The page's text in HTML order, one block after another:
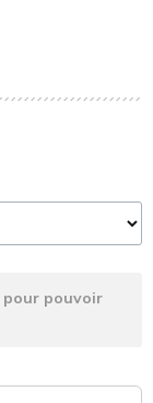
pour pouvoir